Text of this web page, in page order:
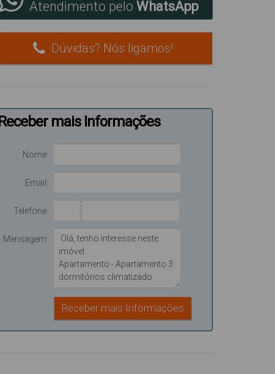
Atendimento pelo WhatsApp
Dúvidas? Nós ligamos!
Receber mais Informações
Nome:
Email:
Telefone:
Mensagem: